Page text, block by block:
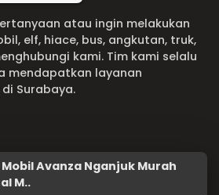
atau ingin melakukan
elf, hiace, bus, angkutan, truk,
kami. Tim kami selalu
mendapatkan layanan
Surabaya.
Mobil Avanza Nganjuk Murah
M..